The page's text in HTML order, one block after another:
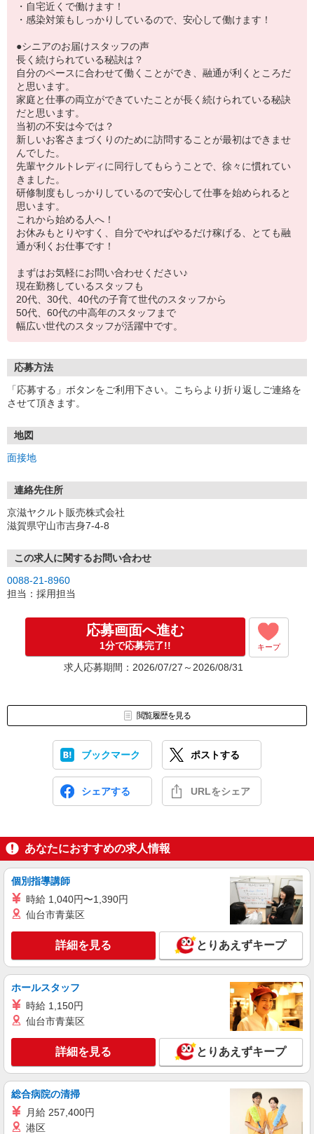
・自宅近くで働けます！
・感染対策もしっかりしているので、安心して働けます！
●シニアのお届けスタッフの声
長く続けられている秘訣は？
自分のペースに合わせて働くことができ、融通が利くところだ
と思います。
家庭と仕事の両立ができていたことが長く続けられている秘訣
だと思います。
当初の不安は今では？
新しいお客さまづくりのために訪問することが最初はできませ
んでした。
先輩ヤクルトレディに同行してもらうことで、徐々に慣れてい
きました。
研修制度もしっかりしているので安心して仕事を始められると
思います。
これから始める人へ！
お休みもとりやすく、自分でやればやるだけ稼げる、とても融
通が利くお仕事です！
まずはお気軽にお問い合わせください♪
現在勤務しているスタッフも
20代、30代、40代の子育て世代のスタッフから
50代、60代の中高年のスタッフまで
幅広い世代のスタッフが活躍中です。
応募方法
「応募する」ボタンをご利用下さい。こちらより折り返しご連絡を
させて頂きます。
地図
面接地
連絡先住所
京滋ヤクルト販売株式会社
滋賀県守山市吉身7-4-8
この求人に関するお問い合わせ
0088-21-8960
担当：採用担当
応募画面へ進む
1分で応募完了!! キープ
求人応募期間：2026/07/27～2026/08/31
閲覧履歴を見る
ブックマーク ポストする
シェアする URLをシェア
あなたにおすすめの求人情報
個別指導講師
時給 1,040円〜1,390円
仙台市青葉区
詳細を見る とりあえずキープ
ホールスタッフ
時給 1,150円
仙台市青葉区
詳細を見る とりあえずキープ
総合病院の清掃
月給 257,400円
港区